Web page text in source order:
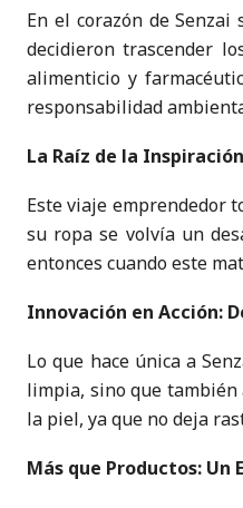
En el corazón de
decidieron trascender
alimenticio y
responsabilidad
La Raíz de la
Este viaje emprendedor
su ropa se volvía un
entonces cuando este
Innovación en Acción:
Lo que hace única a
limpia, sino que también
la piel, ya que no deja
Más que Productos: Un